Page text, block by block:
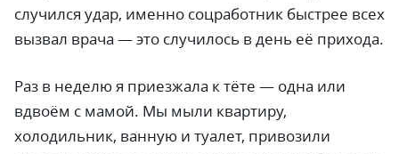
случился удар, именно соцработник быстрее всех
вызвал врача —это случилось в день её прихода.
Раз в неделю я приезжала к тёте — одна или
вдвоём с мамой. Мы мыли квартиру,
холодильник, ванную и туалет, привозили